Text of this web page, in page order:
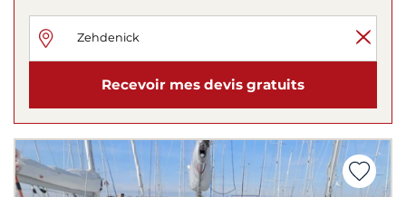
Recevoir mes devis gratuits